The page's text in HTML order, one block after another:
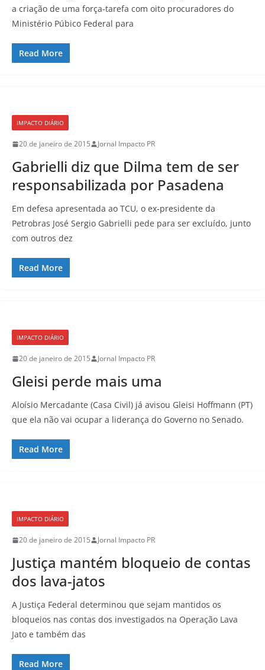
a criação de uma força-tarefa com oito procuradores do
Ministério Púbico Federal para
Read More
IMPACTO DIÁRIO
20 de janeiro de 2015 Jornal Impacto PR
Gabrielli diz que Dilma tem de ser
responsabilizada por Pasadena
Em defesa apresentada ao TCU, o ex-presidente da
Petrobras José Sergio Gabrielli pede para ser excluído, junto
com outros dez
Read More
IMPACTO DIÁRIO
20 de janeiro de 2015 Jornal Impacto PR
Gleisi perde mais uma
Aloísio Mercadante (Casa Civil) já avisou Gleisi Hoffmann (PT)
que ela não vai ocupar a liderança do Governo no Senado.
Read More
IMPACTO DIÁRIO
20 de janeiro de 2015 Jornal Impacto PR
Justiça mantém bloqueio de contas
dos lava-jatos
A Justiça Federal determinou que sejam mantidos os
bloqueios nas contas dos investigados na Operação Lava
Jato e também das
Read More